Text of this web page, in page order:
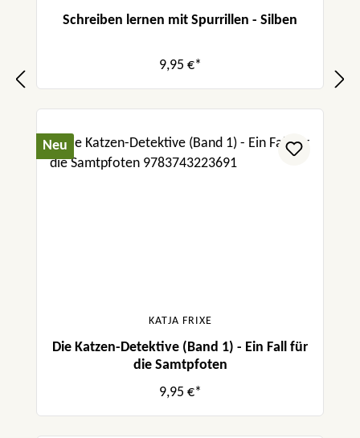
Schreiben lernen mit Spurrillen - Silben
9,95 €*
Neu
KATJA FRIXE
Die Katzen-Detektive (Band 1) - Ein Fall für
die Samtpfoten
9,95 €*